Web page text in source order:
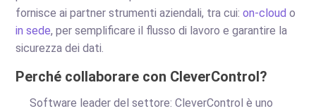
fornisce ai partner strumenti aziendali, tra cui:on-cloud o
in sede, per semplificare il flusso di lavoro e garantire la
sicurezza dei dati.
Perché collaborare con CleverControl?
Software leader del settore: CleverControl è uno